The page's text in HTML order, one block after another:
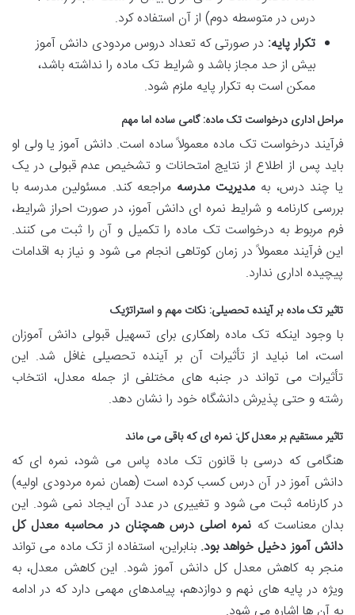
درس در متوسطه دوم) از آن استفاده کرد.
تکرار پایه: در صورتی که تعداد دروس مردودی دانش آموز
بیش از حد مجاز باشد و شرایط تک ماده را نداشته باشد،
ممکن است به تکرار پایه ملزم شود.
مراحل اداری درخواست تک ماده: گامی ساده اما مهم
فرآیند درخواست تک ماده معمولاً ساده است. دانش آموز یا ولی او
باید پس از اطلاع از نتایج امتحانات و تشخیص عدم قبولی در یک
یا چند درس، به مدیریت مدرسه مراجعه کند. مسئولین مدرسه با
بررسی کارنامه و شرایط نمره ای دانش آموز، در صورت احراز شرایط،
فرم مربوط به درخواست تک ماده را تکمیل و آن را ثبت می کنند.
این فرآیند معمولاً در زمان کوتاهی انجام می شود و نیاز به اقدامات
پیچیده اداری ندارد.
تاثیر تک ماده بر آینده تحصیلی: نکات مهم و استراتژیک
با وجود اینکه تک ماده راهکاری برای تسهیل قبولی دانش آموزان
است، اما نباید از تأثیرات آن بر آینده تحصیلی غافل شد. این
تأثیرات می تواند در جنبه های مختلفی از جمله معدل، انتخاب
رشته و حتی پذیرش دانشگاه خود را نشان دهد.
تاثیر مستقیم بر معدل کل: نمره ای که باقی می ماند
هنگامی که درسی با قانون تک ماده پاس می شود، نمره ای که
دانش آموز در آن درس کسب کرده است (همان نمره مردودی اولیه)
در کارنامه ثبت می شود و تغییری در عدد آن ایجاد نمی شود. این
بدان معناست که نمره اصلی درس همچنان در محاسبه معدل کل
دانش آموز دخیل خواهد بود. بنابراین، استفاده از تک ماده می تواند
منجر به کاهش معدل کل دانش آموز شود. این کاهش معدل، به
ویژه در پایه های نهم و دوازدهم، پیامدهای مهمی دارد که در ادامه